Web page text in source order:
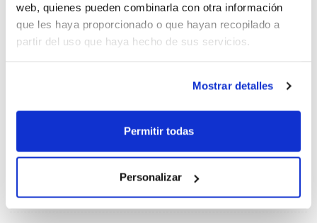
web, quienes pueden combinarla con otra información
que les haya proporcionado o que hayan recopilado a
partir del uso que haya hecho de sus servicios.
Mostrar detalles
Permitir todas
Personalizar
Revivimos las Finales IR
Preferente
Las triunfadoras de la
Femenino